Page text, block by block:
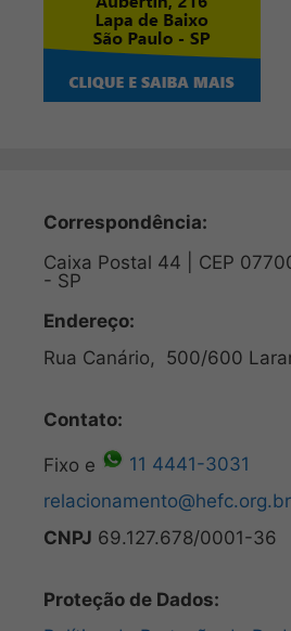
Correspondência:
Caixa Postal 44 | CEP
- SP
Endereço:
Rua Canário, 500/600
Contato:
Fixo e
11 4441-3031
relacionamento@hefc.org.br
CNPJ 69.127.678/0001-36
Proteção de Dados: